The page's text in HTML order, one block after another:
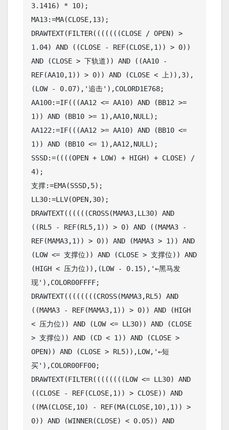
3.1416) * 10);
MA13:=MA(CLOSE,13);
DRAWTEXT(FILTER(((((((CLOSE / OPEN) >
1.04) AND ((CLOSE - REF(CLOSE,1)) > 0))
AND (CLOSE > 下轨道)) AND ((AA10 -
REF(AA10,1)) > 0)) AND (CLOSE < 上)),3),
(LOW - 0.07),'追击'),COLORD1E768;
AA100:=IF(((AA12 <= AA10) AND (BB12 >=
1)) AND (BB10 >= 1),AA10,NULL);
AA122:=IF(((AA12 >= AA10) AND (BB10 <=
1)) AND (BB10 <= 1),AA12,NULL);
SSSD:=((((OPEN + LOW) + HIGH) + CLOSE) /
4);
支撑:=EMA(SSSD,5);
LL30:=LLV(OPEN,30);
DRAWTEXT((((((CROSS(MAMA3,LL30) AND
((RL5 - REF(RL5,1)) > 0) AND ((MAMA3 -
REF(MAMA3,1)) > 0)) AND (MAMA3 > 1)) AND
(LOW <= 支撑位)) AND (CLOSE > 支撑位)) AND
(HIGH < 压力位)),(LOW - 0.15),'←黑马发
现'),COLOR00FFFF;
DRAWTEXT((((((((CROSS(MAMA3,RL5) AND
((MAMA3 - REF(MAMA3,1)) > 0)) AND (HIGH
< 压力位)) AND (LOW <= LL30)) AND (CLOSE
> 支撑位)) AND (CD < 1)) AND (CLOSE >
OPEN)) AND (CLOSE > RL5)),LOW,'←短
买'),COLOR00FF00;
DRAWTEXT(FILTER((((((((LOW <= LL30) AND
((CLOSE - REF(CLOSE,1)) > CLOSE)) AND
((MA(CLOSE,10) - REF(MA(CLOSE,10),1)) >
0)) AND (WINNER(CLOSE) < 0.05)) AND